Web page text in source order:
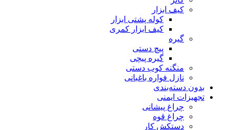
کیف ابزار
کوله پشتی ابزار
کیف ابزار کمری
گیره
پیچ دستی
گیره پیچی
منگنه کوب دستی
نازل فواره باغبانی
بدون دسته‌بندی
تجهیزات ایمنی
چراغ پیشانی
چراغ قوه
دستکش کار